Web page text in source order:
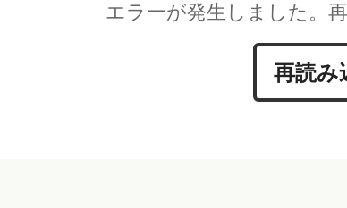
エラーが発生しました。
再読み